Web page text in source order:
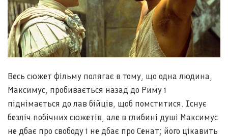
Весь сюжет фільму полягає в тому, що одна людина,
Максимус, пробивається назад до Риму і
піднімається до лав бійців, щоб помститися. Існує
безліч побічних сюжетів, але в глибині душі Максимус
не дбає про свободу і не дбає про Сенат; його цікавить